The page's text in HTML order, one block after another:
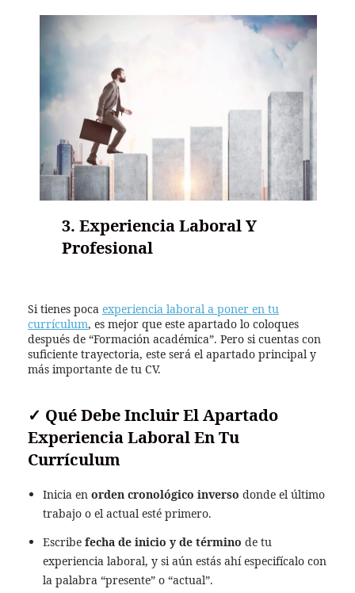
3. Experiencia Laboral Y
Profesional
Si tienes poca experiencia laboral a poner en tu
currículum, es mejor que este apartado lo coloques
después de “Formación académica”. Pero si cuentas con
suficiente trayectoria, este será el apartado principal y
más importante de tu CV.
✓ Qué Debe Incluir El Apartado
Experiencia Laboral En Tu
Currículum
Inicia en orden cronológico inverso donde el último
trabajo o el actual esté primero.
Escribe fecha de inicio y de término de tu
experiencia laboral, y si aún estás ahí especifícalo con
la palabra “presente” o “actual”.